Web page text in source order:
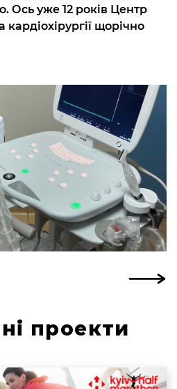
Ось уже 12 років Центр
кардіохірургії щорічно
проекти